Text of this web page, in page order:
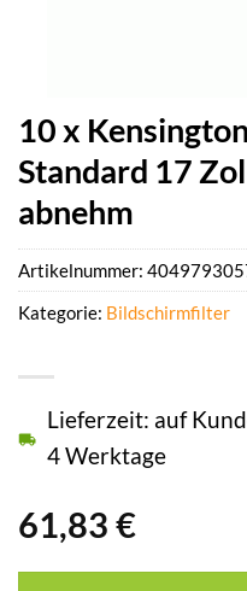
10 x
Standard 17
abnehm
61,83 €
Lieferzeit: auf
4 Werktage
Artikelnummer:
Kategorie: Bildschirmfilter